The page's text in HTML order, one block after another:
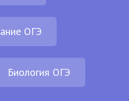
ОГЭ
Биология ОГЭ